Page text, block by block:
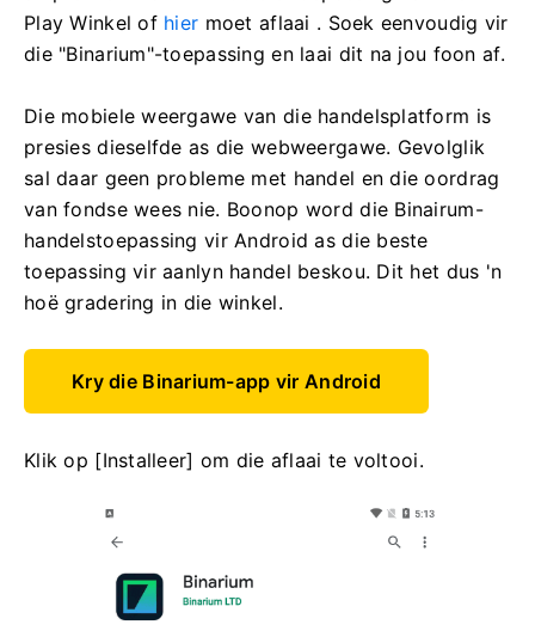
Play Winkel of hier moet aflaai . Soek eenvoudig vir
die "Binarium"-toepassing en laai dit na jou foon af.
Die mobiele weergawe van die handelsplatform is
presies dieselfde as die webweergawe. Gevolglik
sal daar geen probleme met handel en die oordrag
van fondse wees nie. Boonop word die Binairum-
handelstoepassing vir Android as die beste
toepassing vir aanlyn handel beskou. Dit het dus 'n
hoë gradering in die winkel.
Kry die Binarium-app vir Android
Klik op [Installeer] om die aflaai te voltooi.